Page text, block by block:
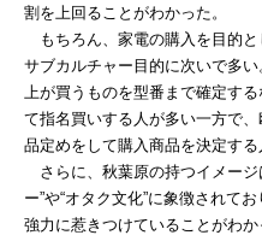
割を上回ることがわかった。
もちろん、家電の購入を目的
サブカルチャー目的に次いで多
上が買うものを型番まで確定す
て指名買いする人が多い一方で
品定めをして購入商品を決定する
さらに、秋葉原の持つイメージ
ー”や“オタク文化”に象徴されて
強力に惹きつけていることがわ